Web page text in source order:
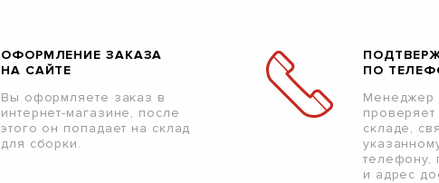
ОФОРМЛЕНИЕ ЗАКАЗА
НА САЙТЕ
Вы оформляете заказ в
интернет-магазине, после
этого он попадает на склад
для сборки.
ПО
Менеджер
складе,
телефону,
и адрес